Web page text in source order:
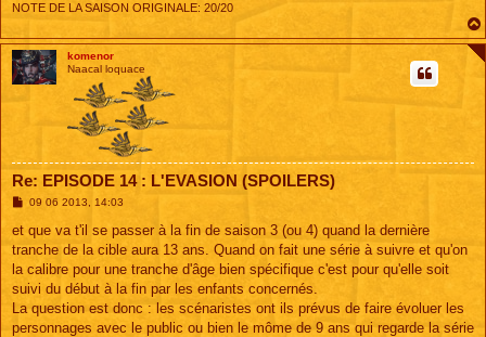
NOTE DE LA SAISON ORIGINALE: 20/20
komenor
Naacal loquace
Re: EPISODE 14 : L'EVASION (SPOILERS)
M
s
a
g
09 06 2013, 14:03
et que va t'il se passer à la fin de saison 3 (ou 4) quand la dernière
tranche de la cible aura 13 ans. Quand on fait une série à suivre et qu'on
la calibre pour une tranche d'âge bien spécifique c'est pour qu'elle soit
suivi du début à la fin par les enfants concernés.
La question est donc : les scénaristes ont ils prévus de faire évoluer les
personnages avec le public ou bien le môme de 9 ans qui regarde la série